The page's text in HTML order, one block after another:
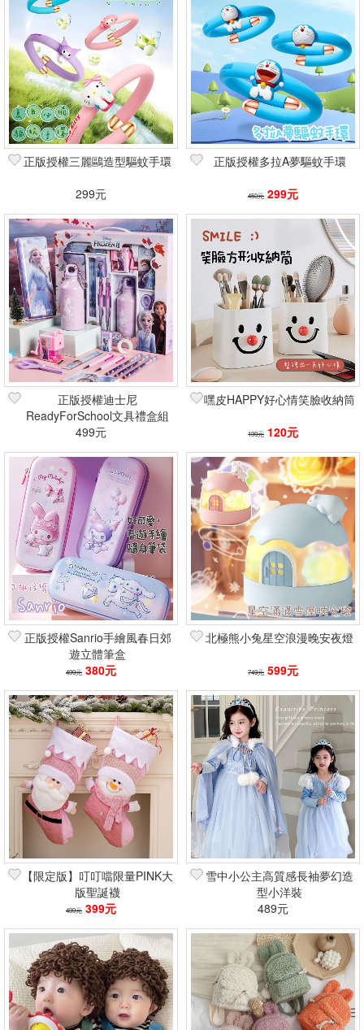
正版授權三麗鷗造型驅蚊手環
299元
正版授權多拉A夢驅蚊手環
450元 299元
正版授權迪士尼
ReadyForSchool文具禮盒組
499元
嘿皮HAPPY好心情笑臉收納筒
199元 120元
正版授權Sanrio手繪風春日郊
遊立體筆盒
499元 380元
北極熊小兔星空浪漫晚安夜燈
749元 599元
【限定版】叮叮噹限量PINK大
版聖誕襪
499元 399元
雪中小公主高質感長袖夢幻造
型小洋裝
489元